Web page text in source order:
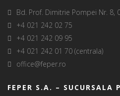
Bd. Prof. Dimitrie Pompei Nr. 8,
+4 021 242 02 75
+4 021 242 09 95
+4 021 242 01 70 (centrala)
office@feper.ro
FEPER S.A. – SUCURSALA